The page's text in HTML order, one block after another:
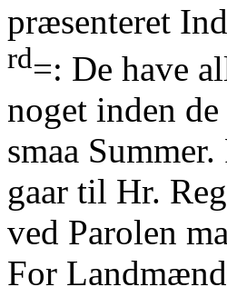
præsenteret
rd=: De have
noget inden
smaa
gaar til Hr.
ved Parolen
For